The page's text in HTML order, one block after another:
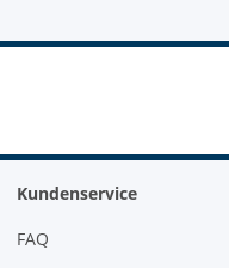
Kundenservice
FAQ